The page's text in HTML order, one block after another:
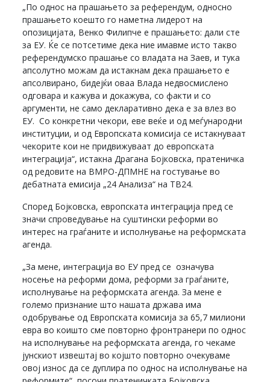
„По однос на прашањето за референдум, односно
прашањето коешто го наметна лидерот на
опозицијата, Венко Филипче е прашањето: дали сте
за ЕУ. Ќе се потсетиме дека ние имавме исто такво
референдумско прашање со владата на Заев, и тука
апсолутно можам да истакнам дека прашањето е
апсолвирано, бидејќи оваа Влада недвосмислено
одговара и кажува и докажува, со факти и со
аргументи, не само декларативно дека е за влез во
ЕУ. Со конкретни чекори, еве веќе и од меѓународни
институции, и од Европската комисија се истакнуваат
чекорите кои не придвижуваат до европската
интеграција“, истакна Драгана Бојковска, пратеничка
од редовите на ВМРО-ДПМНЕ на гостување во
дебатната емисија „24 Анализа“ на ТВ24.
Според Бојковска, европската интеграција пред се
значи спроведување на суштински реформи во
интерес на граѓаните и исполнување на реформската
агенда.
„За мене, интеграција во ЕУ пред се означува
носење на реформи дома, реформи за граѓаните,
исполнување на реформската агенда. За мене е
големо признание што нашата држава има
одобрување од Европската комисија за 65,7 милиони
евра во коишто сме повторно фронтранери по однос
на исполнување на реформската агенда, го чекаме
јунскиот извештај во којшто повторно очекуваме
овој износ да се дуплира по однос на исполнување на